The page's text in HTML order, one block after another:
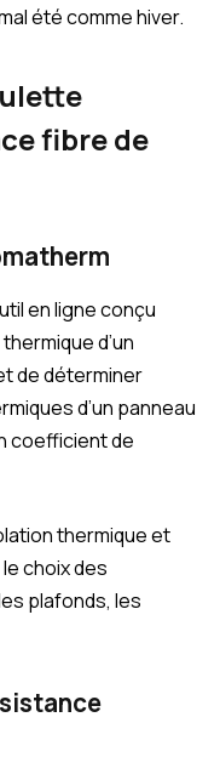
été comme hiver.
fibre de
en ligne conçu
d’un
de déterminer
d’un panneau
coefficient de
thermique et
choix des
plafonds, les